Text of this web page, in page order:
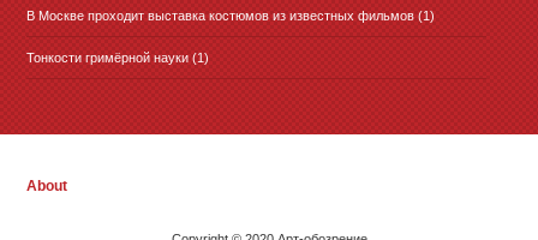
В Москве проходит выставка костюмов из известных фильмов (1)
Тонкости гримёрной науки (1)
About